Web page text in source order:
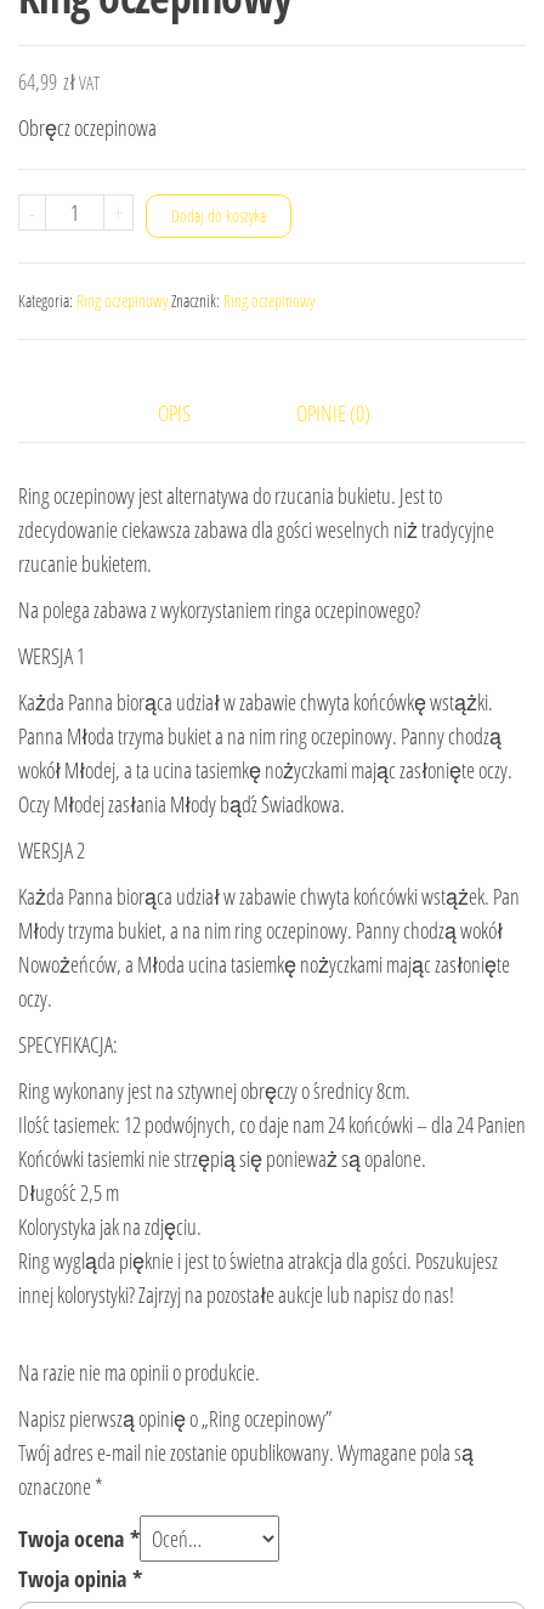
64,99 złVAT
Obręcz oczepinowa
-
ilość
+ Dodaj do koszyka
Kategoria: Ring oczepinowyZnacznik: Ring oczepinowy
OPIS OPINIE (0)
Ring oczepinowy jest alternatywa do rzucania bukietu. Jest to
zdecydowanie ciekawsza zabawa dla gości weselnych niż tradycyjne
rzucanie bukietem.
Na polega zabawa z wykorzystaniem ringa oczepinowego?
WERSJA 1
Każda Panna biorąca udział w zabawie chwyta końcówkę wstążki.
Panna Młoda trzyma bukiet a na nim ring oczepinowy. Panny chodzą
wokół Młodej, a ta ucina tasiemkę nożyczkami mając zasłonięte oczy.
Oczy Młodej zasłania Młody bądź Świadkowa.
WERSJA 2
Każda Panna biorąca udział w zabawie chwyta końcówki wstążek. Pan
Młody trzyma bukiet, a na nim ring oczepinowy. Panny chodzą wokół
Nowożeńców, a Młoda ucina tasiemkę nożyczkami mając zasłonięte
oczy.
SPECYFIKACJA:
Ring wykonany jest na sztywnej obręczy o średnicy 8cm.
Ilość tasiemek: 12 podwójnych, co daje nam 24 końcówki – dla 24 Panien
Końcówki tasiemki nie strzępią się ponieważ są opalone.
Długość 2,5 m
Kolorystyka jak na zdjęciu.
Ring wygląda pięknie i jest to świetna atrakcja dla gości. Poszukujesz
innej kolorystyki? Zajrzyj na pozostałe aukcje lub napisz do nas!
Na razie nie ma opinii o produkcie.
Napisz pierwszą opinię o „Ring oczepinowy”
Twój adres e-mail nie zostanie opublikowany.Wymagane pola są
oznaczone*
Twoja ocena *
Twoja opinia *